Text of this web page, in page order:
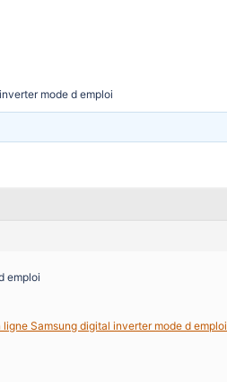
mode d emploi
emploi
Samsung digital inverter mode d emploi